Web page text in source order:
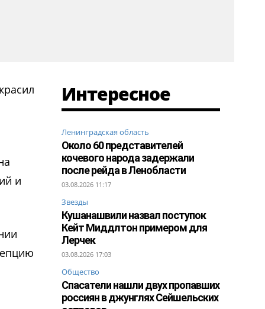
и
Интересное
Ленинградская область
Около 60 представителей
кочевого народа задержали
после рейда в Ленобласти
03.08.2026 11:17
Звезды
Кушанашвили назвал поступок
Кейт Миддлтон примером для
Лерчек
03.08.2026 17:03
Общество
Спасатели нашли двух пропавших
россиян в джунглях Сейшельских